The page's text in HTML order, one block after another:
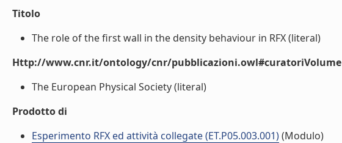
Titolo
The role of the first wall in the density behaviour in RFX (literal)
Http://www.cnr.it/ontology/cnr/pubblicazioni.owl#curatoriVolume
The European Physical Society (literal)
Prodotto di
Esperimento RFX ed attività collegate (ET.P05.003.001)(Modulo)